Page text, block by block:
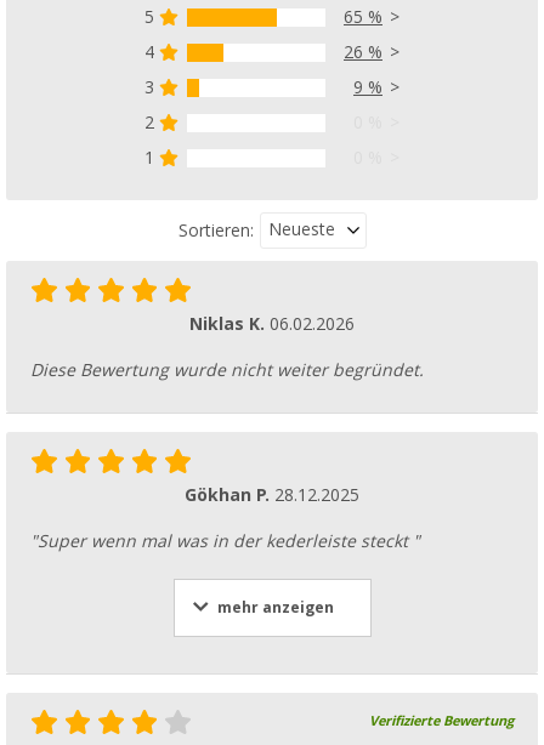
5
65 %
4
26 %
3
9 %
2
1
Sortieren: Neueste
Niklas K. 06.02.2026
Diese Bewertung wurde nicht weiter begründet.
Gökhan P. 28.12.2025
"Super wenn mal was in der kederleiste steckt "
mehr anzeigen
Verifizierte Bewertung